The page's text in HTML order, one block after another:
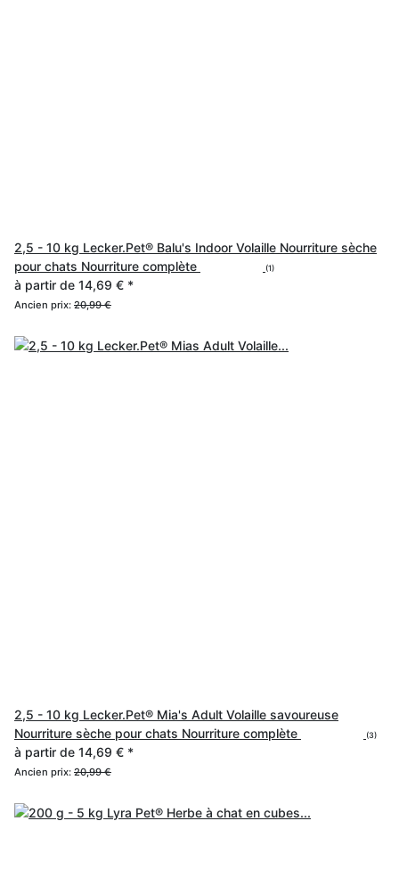
2,5 - 10 kg Lecker.Pet® Balu's Indoor Volaille Nourriture sèche
pour chats Nourriture complète
(1)
à partir de 14,69 € *
Ancien prix: 20,99 €
2,5 - 10 kg Lecker.Pet® Mia's Adult Volaille savoureuse
Nourriture sèche pour chats Nourriture complète
(3)
à partir de 14,69 € *
Ancien prix: 20,99 €